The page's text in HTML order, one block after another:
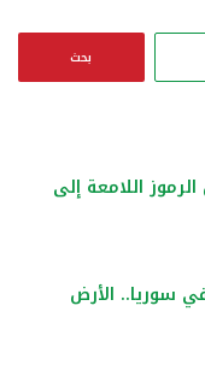
ناللامعة إلى
في سوريا.. الأرض